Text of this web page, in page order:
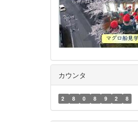
カウンタ
2 8 0 8 9 2 8